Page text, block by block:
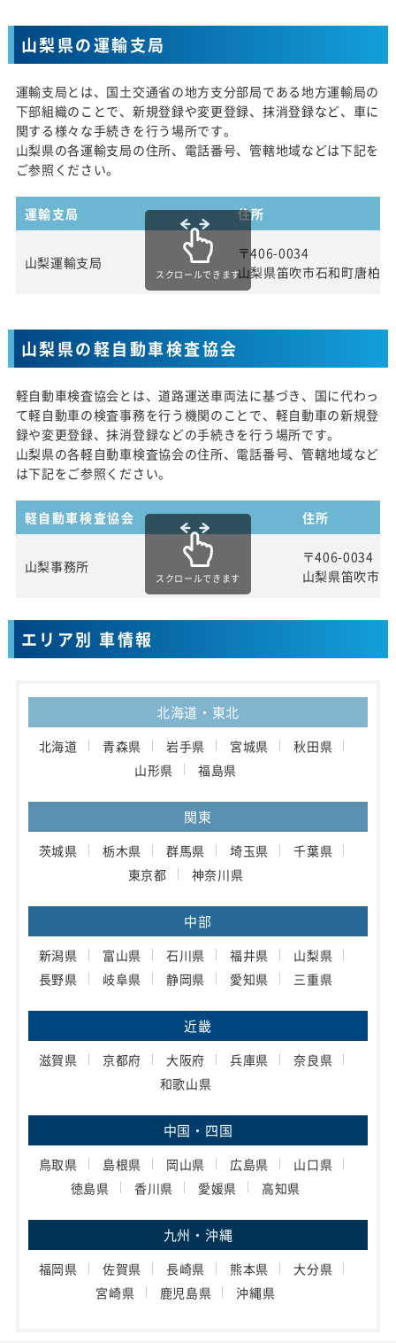
山梨県の運輸支局
運輸支局とは、国土交通省の地方支分部局である地方運輸局の
下部組織のことで、新規登録や変更登録、抹消登録など、車に
関する様々な手続きを行う場所です。
山梨県の各運輸支局の住所、電話番号、管轄地域などは下記を
ご参照ください。
運輸支局 住所
山梨運輸支局
〒406-0034
山梨県笛吹市石和町唐柏
スクロールできます
山梨県の軽自動車検査協会
軽自動車検査協会とは、道路運送車両法に基づき、国に代わっ
て軽自動車の検査事務を行う機関のことで、軽自動車の新規登
録や変更登録、抹消登録などの手続きを行う場所です。
山梨県の各軽自動車検査協会の住所、電話番号、管轄地域など
は下記をご参照ください。
軽自動車検査協会 住所
山梨事務所
〒406-0034
山梨県笛吹市
スクロールできます
エリア別 車情報
北海道・東北
北海道 青森県 岩手県 宮城県
秋田県
山形県
福島県
関東
茨城県 栃木県 群馬県 埼玉県
千葉県
東京都
神奈川県
中部
新潟県 富山県 石川県 福井県
山梨県
長野県
岐阜県 静岡県 愛知県 三重県
近畿
滋賀県 京都府 大阪府 兵庫県
奈良県
和歌山県
中国・四国
鳥取県 島根県 岡山県 広島県
山口県
徳島県
香川県 愛媛県 高知県
九州・沖縄
福岡県 佐賀県 長崎県 熊本県
大分県
宮崎県
鹿児島県 沖縄県